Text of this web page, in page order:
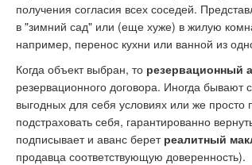
получения согласия всех соседей.
в "зимний сад" или (еще хуже) в жилую
например, перенос кухни или ванной из
Когда объект выбран, то резервационный
резервационного договора. Иногда бывают
выгодных для себя условиях или же просто
подстраховать себя, гарантированно
подписывает и аванс берет реалитный
продавца соответствующую доверенность).